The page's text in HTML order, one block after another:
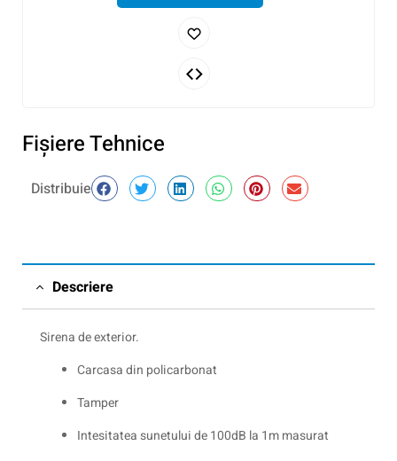
Fişiere Tehnice
Distribuie
Descriere
Sirena de exterior.
Carcasa din policarbonat
Tamper
Intesitatea sunetului de 100dB la 1m masurat